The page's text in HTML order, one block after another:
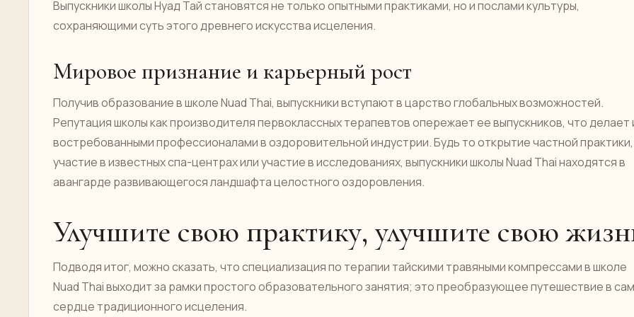
Выпускники школы Нуад Тай становятся не только опытными практиками, но и послами культуры,
сохраняющими суть этого древнего искусства исцеления.
Мировое признание и карьерный рост
Получив образование в школе Nuad Thai, выпускники вступают в царство глобальных возможностей.
Репутация школы как производителя первоклассных терапевтов опережает ее выпускников, что делает
востребованными профессионалами в оздоровительной индустрии. Будь то открытие частной практики,
участие в известных спа-центрах или участие в исследованиях, выпускники школы Nuad Thai находятся в
авангарде развивающегося ландшафта целостного оздоровления.
Улучшите свою практику, улучшите свою
Подводя итог, можно сказать, что специализация по терапии тайскими травяными компрессами в школе
Nuad Thai выходит за рамки простого образовательного занятия; это преобразующее путешествие в
сердце традиционного исцеления.